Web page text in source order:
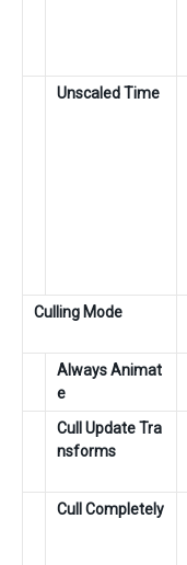
Unscaled Time
Culling Mode
Always Animat
e
Cull Update Tra
nsforms
Cull Completely